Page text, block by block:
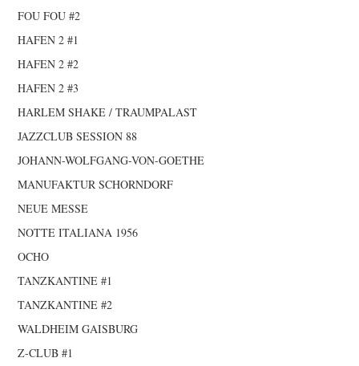
FOU FOU #2
HAFEN 2 #1
HAFEN 2 #2
HAFEN 2 #3
HARLEM SHAKE / TRAUMPALAST
JAZZCLUB SESSION 88
JOHANN-WOLFGANG-VON-GOETHE
MANUFAKTUR SCHORNDORF
NEUE MESSE
NOTTE ITALIANA 1956
OCHO
TANZKANTINE #1
TANZKANTINE #2
WALDHEIM GAISBURG
Z-CLUB #1